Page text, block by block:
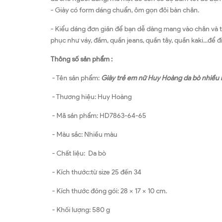
- Giày có form dáng chuẩn, ôm gọn đôi bàn chân.
- Kiểu dáng đơn giản để bạn dễ dàng mang vào chân
phục như váy, đầm, quần jeans, quần tây, quần
Thông số sản phẩm :
- Tên sản phẩm: Giày trẻ em nữ Huy Hoàng da bò
- Thương hiệu: Huy Hoàng
- Mã sản phẩm: HD7863-64-65
- Màu sắc: Nhiều màu
- Chất liệu: Da bò
- Kích thước:từ size 25 đến 34
- Kích thước đóng gói: 28 x 17 x 10 cm.
- Khối lượng: 580 g